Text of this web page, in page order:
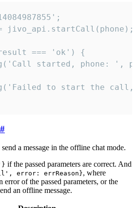
jivo_api.startCall(phone);
=== 'ok') {
started, phone: ',
to start the
#
a message in the offline chat mode.
if the passed parameters are correct. And
error: errReason}, where
error of the passed parameters, or the
an offline message.